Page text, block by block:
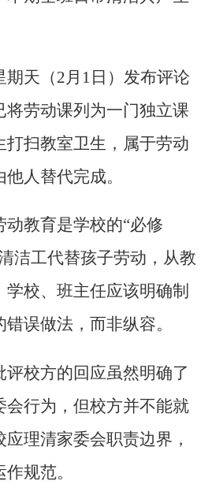
期天（2月1日）发布评论
将劳动课列为一门独立课
打扫教室卫生，属于劳动
人替代完成。
动教育是学校的“必修
洁工代替孩子劳动，从教
校、班主任应该明确制
误做法，而非纵容。
评校方的回应虽然明确了
会行为，但校方并不能就
理清家委会职责边界，
规范。